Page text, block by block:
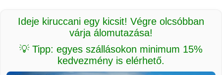
Ideje kiruccani egy kicsit! Végre olcsóbban
várja álomutazása!
💡 Tipp: egyes szállásokon minimum 15%
kedvezmény is elérhető.